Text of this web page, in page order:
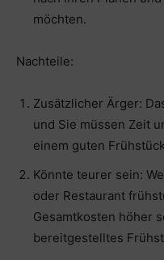
möchten.
Nachteile:
Zusätzlicher Ärger:
und Sie müssen Zeit
einem guten
Könnte teurer sein:
oder Restaurant
Gesamtkosten höher
bereitgestelltes